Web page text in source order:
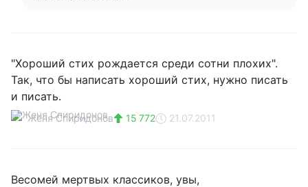
"Хороший стих рождается среди сотни плохих".
Так, что бы написать хороший стих, нужно писать
и писать.
Женя Спиридонов 15 772 21.07.2011
Весомей мертвых классиков, увы,